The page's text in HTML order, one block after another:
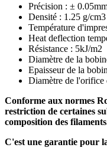
Précision : ±
Densité : 1.25 g/cm3
Température
Heat deflection
Résistance : 5kJ/m2
Diamètre de la
Epaisseur de la
Diamètre de l'orifice
Conforme aux normes
restriction de certaines
composition des
C'est une garantie pour